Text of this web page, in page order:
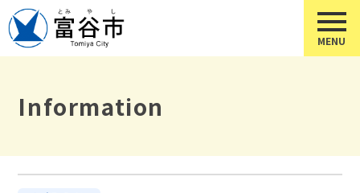
Information